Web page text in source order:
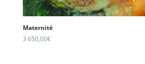
Maternité
3 650,00€